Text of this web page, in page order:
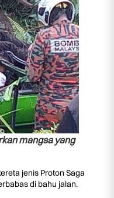
mangsa yang
jenis Proton Saga
di bahu jalan.